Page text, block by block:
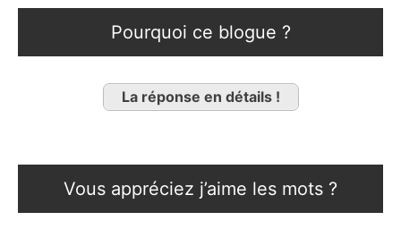
Pourquoi ce blogue ?
La réponse en détails !
Vous appréciez j’aime les mots ?